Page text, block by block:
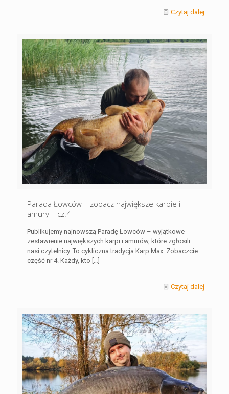
Czytaj dalej
Parada Łowców – zobacz największe karpie i
amury – cz.4
Publikujemy najnowszą Paradę Łowców – wyjątkowe
zestawienie największych karpi i amurów, które zgłosili
nasi czytelnicy. To cykliczna tradycja Karp Max. Zobaczcie
część nr 4. Każdy, kto […]
Czytaj dalej